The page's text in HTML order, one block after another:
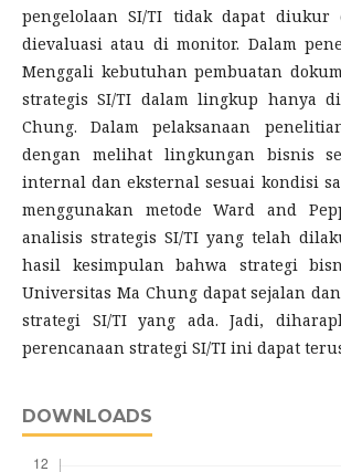
pengelolaan SI/TI tidak dapat diukur
dievaluasi atau di monitor. Dalam
Menggali kebutuhan pembuatan
strategis SI/TI dalam lingkup hanya
Chung. Dalam pelaksanaan
dengan melihat lingkungan bisnis
internal dan eksternal sesuai kondisi
menggunakan metode Ward and
analisis strategis SI/TI yang telah
hasil kesimpulan bahwa strategi
Universitas Ma Chung dapat sejalan
strategi SI/TI yang ada. Jadi,
perencanaan strategi SI/TI ini dapat
DOWNLOADS